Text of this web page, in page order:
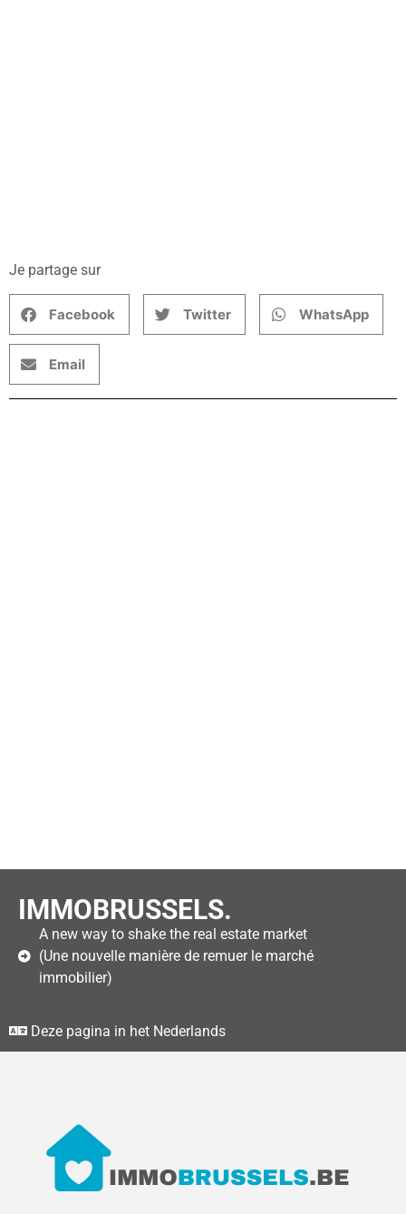
Je partage sur
Facebook Twitter WhatsApp
Email
IMMOBRUSSELS.
A new way to shake the real estate market
(Une nouvelle manière de remuer le marché
immobilier)
Deze pagina in het Nederlands